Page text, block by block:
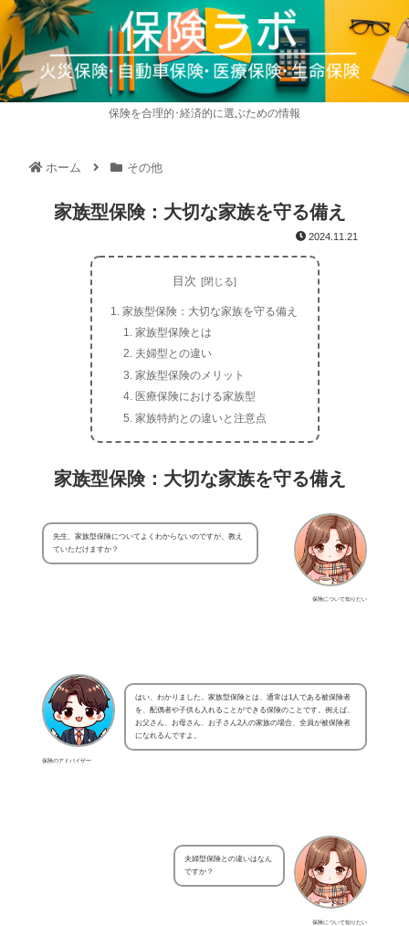
保険を合理的･経済的に選ぶための情報
ホーム その他
家族型保険：大切な家族を守る備え
2024.11.21
目次
家族型保険：大切な家族を守る備え
家族型保険とは
夫婦型との違い
家族型保険のメリット
医療保険における家族型
家族特約との違いと注意点
家族型保険：大切な家族を守る備え
保険について知りたい
先生、家族型保険についてよくわからないのですが、教え
ていただけますか？
保険のアドバイザー
はい、わかりました。家族型保険とは、通常は1人である被保険者
を、配偶者や子供も入れることができる保険のことです。例えば、
お父さん、お母さん、お子さん2人の家族の場合、全員が被保険者
になれるんですよ。
保険について知りたい
夫婦型保険との違いはなん
ですか？